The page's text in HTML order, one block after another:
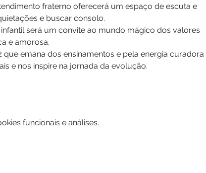
fraterno oferecerá um espaço de escuta e
e buscar consolo.
será um convite ao mundo mágico dos valores
e amorosa.
emana dos ensinamentos e pela energia curadora
e nos inspire na jornada da evolução.
funcionais e análises.